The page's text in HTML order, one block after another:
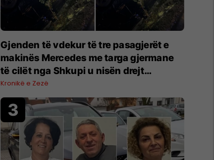
Gjenden të vdekur të tre pasagjerët e
makinës Mercedes me targa gjermane
të cilët nga Shkupi u nisën drejt
Kosovës
Kronikë e Zezë